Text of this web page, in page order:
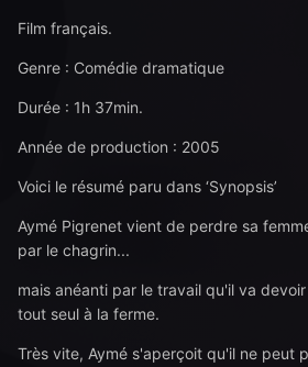
Film français.
Genre : Comédie dramatique
Durée : 1h 37min.
Année de production : 2005
Voici le résumé paru dans ‘Synopsis’
Aymé Pigrenet vient de perdre sa
par le chagrin...
mais anéanti par le travail qu'il va
tout seul à la ferme.
Très vite, Aymé s'aperçoit qu'il ne peut